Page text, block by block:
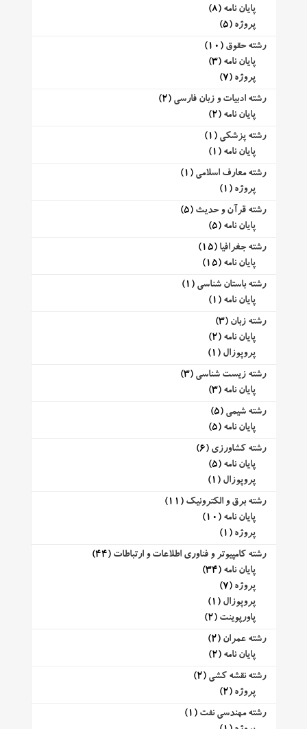
پایان نامه (8)
پروژه (5)
رشته حقوق (10)
پایان نامه (3)
پروژه (7)
رشته ادبیات و زبان فارسی (2)
پایان نامه (2)
رشته پزشکی (1)
پایان نامه (1)
رشته معارف اسلامی (1)
پروژه (1)
رشته قرآن و حدیث (5)
پایان نامه (5)
رشته جغرافیا (15)
پایان نامه (15)
رشته باستان شناسی (1)
پایان نامه (1)
رشته زبان (3)
پایان نامه (2)
پروپوزال (1)
رشته زیست شناسی (3)
پایان نامه (3)
رشته شیمی (5)
پایان نامه (5)
رشته کشاورزی (6)
پایان نامه (5)
پروپوزال (1)
رشته برق و الکترونیک (11)
پایان نامه (10)
پروژه (1)
رشته کامپیوتر و فناوری اطلاعات و ارتباطات (44)
پایان نامه (34)
پروژه (7)
پروپوزال (1)
پاورپوینت (2)
رشته عمران (2)
پایان نامه (2)
رشته نقشه کشی (2)
پروژه (2)
رشته مهندسی نفت (1)